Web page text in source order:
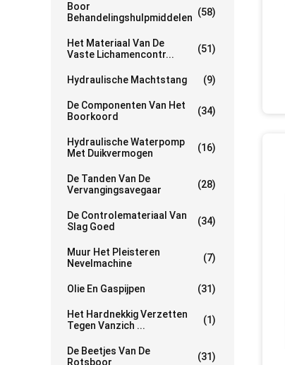
Boor
Behandelingshulpmiddelen (58)
Het Materiaal Van De
Vaste Lichamencontr...
(51)
Hydraulische Machtstang (9)
De Componenten Van Het
Boorkoord
(34)
Hydraulische Waterpomp
Met Duikvermogen
(16)
De Tanden Van De
Vervangingsavegaar
(28)
De Controlemateriaal Van
Slag Goed
(34)
Muur Het Pleisteren
Nevelmachine
(7)
Olie En Gaspijpen (31)
Het Hardnekkig Verzetten
Tegen Vanzich ...
(1)
De Beetjes Van De
Rotsboor
(31)